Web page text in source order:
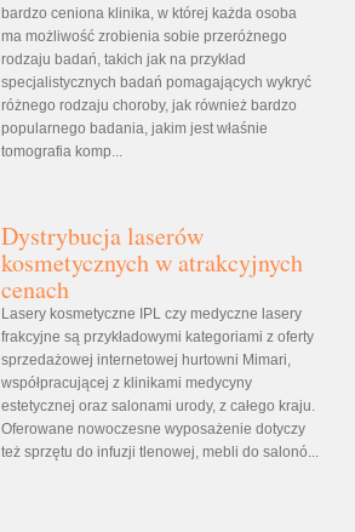
bardzo ceniona klinika, w której każda osoba
ma możliwość zrobienia sobie przeróżnego
rodzaju badań, takich jak na przykład
specjalistycznych badań pomagających wykryć
różnego rodzaju choroby, jak również bardzo
popularnego badania, jakim jest właśnie
tomografia komp...
Dystrybucja laserów
kosmetycznych w atrakcyjnych
cenach
Lasery kosmetyczne IPL czy medyczne lasery
frakcyjne są przykładowymi kategoriami z oferty
sprzedażowej internetowej hurtowni Mimari,
współpracującej z klinikami medycyny
estetycznej oraz salonami urody, z całego kraju.
Oferowane nowoczesne wyposażenie dotyczy
też sprzętu do infuzji tlenowej, mebli do salonó...